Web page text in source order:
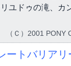
ユドゥの滝、カ
（Ｃ）2001 PONY
トバリア